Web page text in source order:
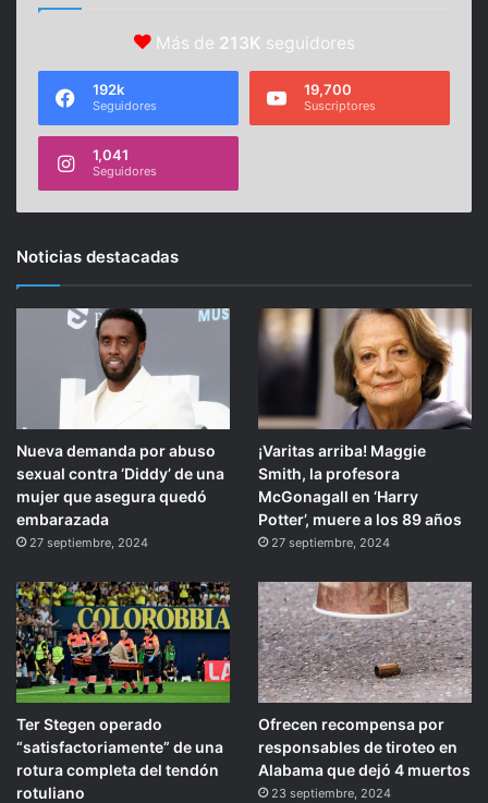
Más de 213K seguidores
192k
Seguidores
19,700
Suscriptores
1,041
Seguidores
Noticias destacadas
Nueva demanda por abuso
sexual contra ‘Diddy’ de una
mujer que asegura quedó
embarazada
27 septiembre, 2024
¡Varitas arriba! Maggie
Smith, la profesora
McGonagall en ‘Harry
Potter’, muere a los 89 años
27 septiembre, 2024
Ter Stegen operado
“satisfactoriamente” de una
rotura completa del tendón
rotuliano
Ofrecen recompensa por
responsables de tiroteo en
Alabama que dejó 4 muertos
23 septiembre, 2024